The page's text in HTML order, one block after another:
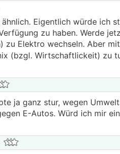
Eigentlich würde ich
zu haben. Werde
zu Elektro wechseln. Aber
(bzgl. Wirtschaftlickeit) zu
ja ganz stur, wegen
E-Autos. Würd ich mir